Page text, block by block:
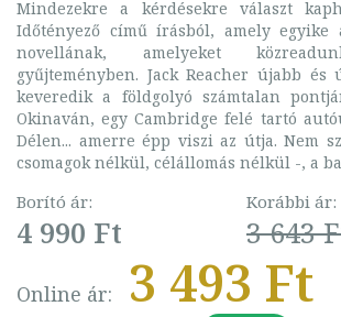
Mindezekre a kérdésekre választ
Időtényező című írásból, amely egyike
novellának, amelyeket
gyűjteményben. Jack Reacher újabb és
keveredik a földgolyó számtalan
Okinaván, egy Cambridge felé tartó
Délen... amerre épp viszi az útja. Nem
csomagok nélkül, célállomás nélkül -, a
Borító ár:
4 990 Ft
Korábbi ár:
3 643
Online ár: 3 493 Ft